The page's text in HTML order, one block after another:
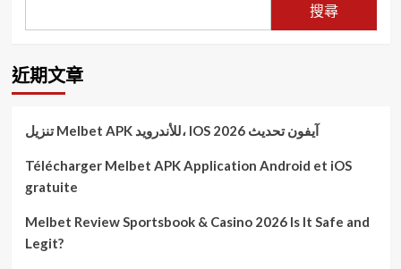
7.2
獎
了！
力
彩
獎
搜尋
近期文章
تنزيل Melbet APK للأندرويد، IOS آيفون تحديث 2026
Télécharger Melbet APK Application Android et iOS
gratuite
Melbet Review Sportsbook & Casino 2026 Is It Safe and
Legit?